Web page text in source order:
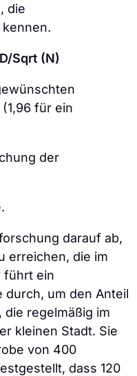
die
Sqrt (N)
für ein
der
darauf ab,
erreichen, die im
führt ein
durch, um den Anteil
regelmäßig im
kleinen Stadt. Sie
von 400
dass 120